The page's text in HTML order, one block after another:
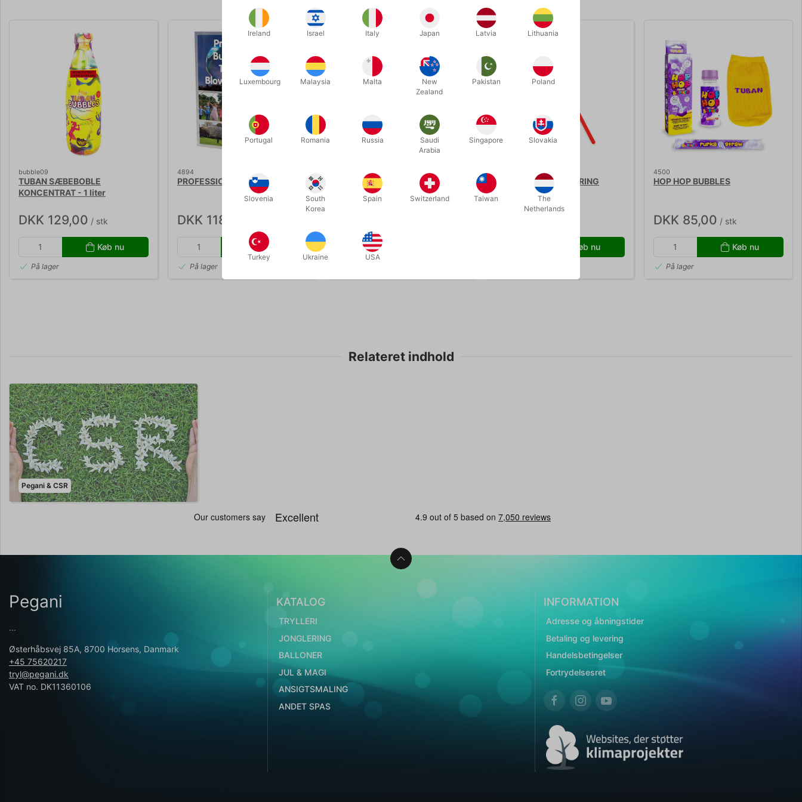
bubble09
TUBAN SÆBEBOBLE
KONCENTRAT - 1 liter
DKK 129,00 / stk
Køb nu
På lager
4894
PROFESSIONAL BUBBLEOLOGY
DKK 118,00
Køb nu
På lager
KÆMPESÆBEBOBLER
STARTSÆT
TUBAN SÆBEBOBLE RING
Køb nu
4500
HOP HOP BUBBLES
DKK 85,00 / stk
Køb nu
På lager
Relateret indhold
Pegani & CSR
Pegani
...
Østerhåbsvej 85A, 8700 Horsens, Danmark
+45 75620217
tryl@pegani.dk
VAT no. DK11360106
KATALOG
TRYLLERI
JONGLERING
BALLONER
JUL & MAGI
ANSIGTSMALING
ANDET SPAS
INFORMATION
Adresse og åbningstider
Betaling og levering
Handelsbetingelser
Fortrydelsesret
Ireland Israel Italy Japan Latvia Lithuania
Luxembourg Malaysia Malta
New
Zealand
Pakistan Poland
Portugal Romania Russia
Saudi
Arabia
Singapore Slovakia
Slovenia
South
Korea
Spain Switzerland Taiwan
The
Netherlands
Turkey Ukraine USA